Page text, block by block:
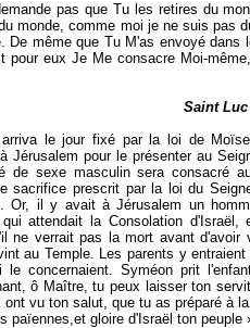
pas que Tu les retires du
monde, comme moi je ne suis pas
De même que Tu M'as envoyé
pour eux Je Me consacre Moi-
Saint Luc
le jour fixé par la loi de
Jérusalem pour le présenter au
de sexe masculin sera consacré
sacrifice prescrit par la loi du
Or, il y avait à Jérusalem un
qui attendait la Consolation
ne verrait pas la mort avant
au Temple. Les parents y
le concernaient. Syméon prit
ô Maître, tu peux laisser ton
ont vu ton salut, que tu as préparé à
païennes,et gloire d'Israël ton peuple